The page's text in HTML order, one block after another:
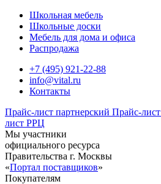
Школьная мебель
Школьные доски
Мебель для дома и офиса
Распродажа
+7 (495) 921-22-88
info@vital.ru
Контакты
Прайс-лист партнерский Прайс-лист
лист РРЦ
Мы участники
официального ресурса
Правительства г. Москвы
«Портал поставщиков»
Покупателям